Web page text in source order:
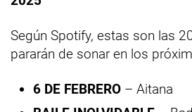
Según Spotify, estas son las
pararán de sonar en los
6 DE FEBRERO – Aitana